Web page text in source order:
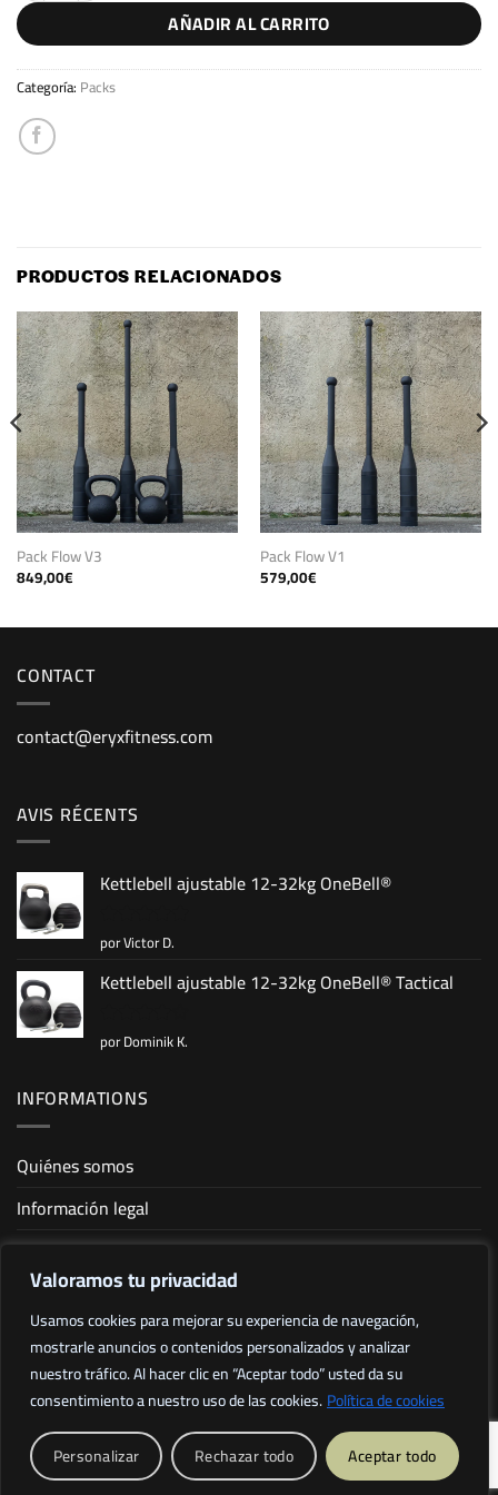
Valoramos tu privacidad
Usamos cookies para mejorar su experiencia de navegación,
mostrarle anuncios o contenidos personalizados y analizar
nuestro tráfico. Al hacer clic en “Aceptar todo” usted da su
consentimiento a nuestro uso de las cookies.Política de cookies
Personalizar
Rechazar todo Aceptar todo
AÑADIR AL CARRITO
Categoría: Packs
PRODUCTOS RELACIONADOS
Pack Flow V3
849,00€
Pack Flow V1
579,00€
CONTACT
contact@eryxfitness.com
AVIS RÉCENTS
Kettlebell ajustable 12-32kg OneBell®
Valorado
con
por Victor D.
Kettlebell ajustable 12-32kg OneBell® Tactical
Valorado
con
por Dominik K.
INFORMATIONS
Quiénes somos
Información legal
Política de privacidad
Sitemap
Afiliación
Tous droits réservés 2026 ©Eryx Fitness - Site web réalisé par
l'agenceWebound